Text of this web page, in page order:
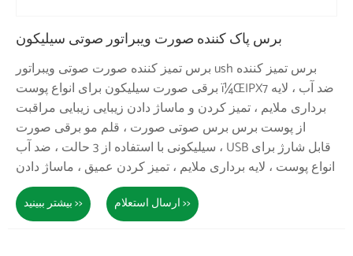
برس پاک کننده صورت ویبراتور صوتی سیلیکون
برس تمیز کننده صورت صوتی ویبراتور ush برس تمیز کننده
برقی صورت سیلیکون برای انواع پوست ï¼ŒIPX7 ضد آب ، لایه
برداری ملایم ، تمیز کردن و ماساژ دادن زیبایی زیبایی مراقبت
از پوست برس برس صوتی صورت ، قلم مو برقی صورت
سیلیکونی با استفاده از 3 حالت ، ضد آب ، USB قابل شارژ برای
انواع پوست ، لایه برداری ملایم ، تمیز کردن عمیق ، ماساژ دادن
بیشتر ببینید >> ارسال استعلام >>